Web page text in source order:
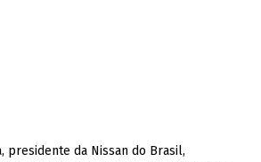
presidente da Nissan do Brasil,